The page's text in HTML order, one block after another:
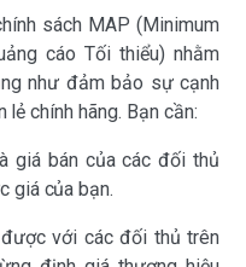
sách MAP (Minimum
cáo Tối thiểu) nhằm
như đảm bảo sự cạnh
lẻ chính hãng. Bạn cần:
giá bán của các đối thủ
giá của bạn.
với các đối thủ trên